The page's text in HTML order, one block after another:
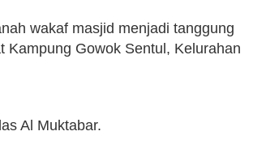
wakaf masjid menjadi tanggung
Kampung Gowok Sentul, Kelurahan
Al Muktabar.